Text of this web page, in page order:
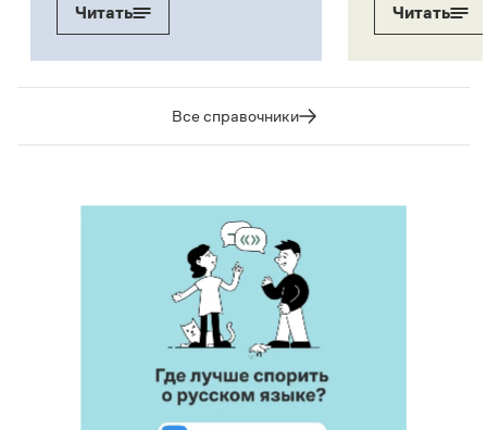
Читать
Читать
Все справочники